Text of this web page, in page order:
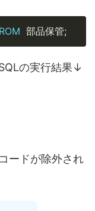
部品保管;
Copy
の実行結果↓
ードが除外され